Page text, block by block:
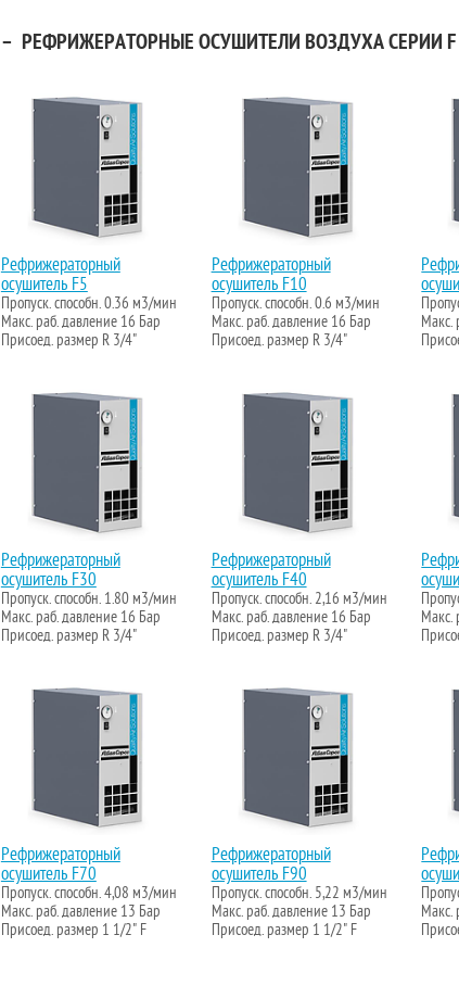
– РЕФРИЖЕРАТОРНЫЕ ОСУШИТЕЛИ ВОЗДУХА СЕРИИ F
Рефрижераторный
осушитель F5
Пропуск. способн. 0.36 м3/мин
Макс. раб. давление 16 Бар
Присоед. размер R 3/4"
Рефрижераторный
осушитель F10
Пропуск. способн. 0.6 м3/мин
Макс. раб. давление 16 Бар
Присоед. размер R 3/4"
Макс.
Рефрижераторный
осушитель F30
Пропуск. способн. 1.80 м3/мин
Макс. раб. давление 16 Бар
Присоед. размер R 3/4"
Рефрижераторный
осушитель F40
Пропуск. способн. 2,16 м3/мин
Макс. раб. давление 16 Бар
Присоед. размер R 3/4"
Макс.
Рефрижераторный
осушитель F70
Пропуск. способн. 4,08 м3/мин
Макс. раб. давление 13 Бар
Присоед. размер 1 1/2" F
Рефрижераторный
осушитель F90
Пропуск. способн. 5,22 м3/мин
Макс. раб. давление 13 Бар
Присоед. размер 1 1/2" F
Макс.